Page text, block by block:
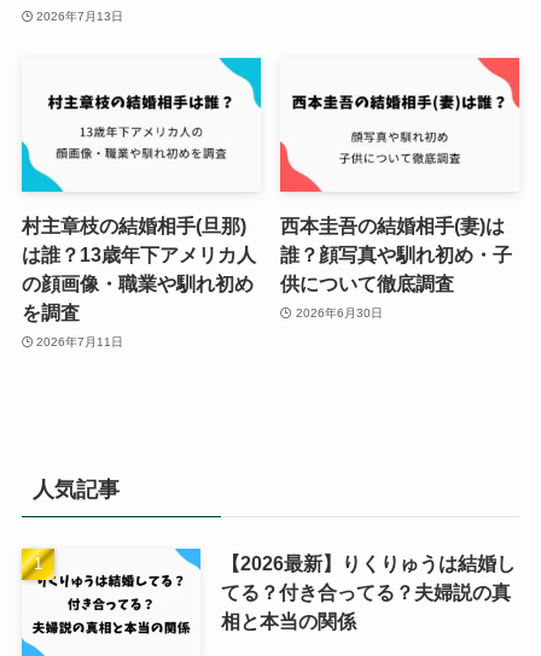
2026年7月13日
村主章枝の結婚相手(旦那)
は誰？13歳年下アメリカ人
の顔画像・職業や馴れ初め
を調査
2026年7月11日
西本圭吾の結婚相手(妻)は
誰？顔写真や馴れ初め・子
供について徹底調査
2026年6月30日
人気記事
【2026最新】りくりゅうは結婚し
てる？付き合ってる？夫婦説の真
相と本当の関係